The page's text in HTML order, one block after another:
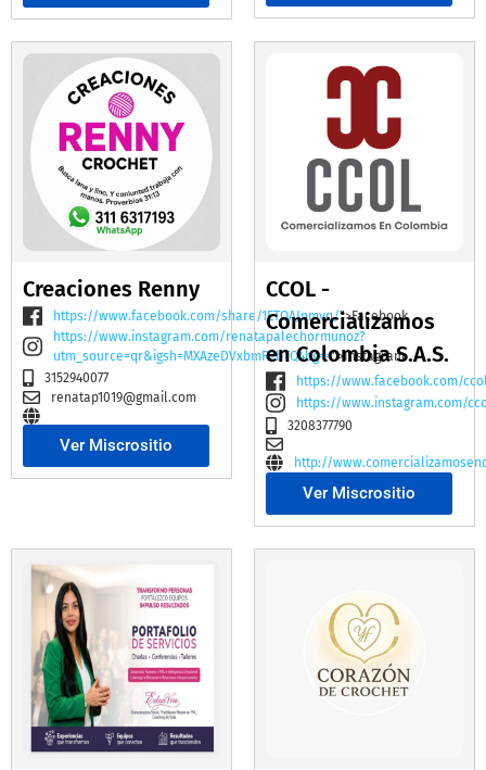
Creaciones Renny
https://www.facebook.com/share/1ETQAJnmvq/">Facebook
https://www.instagram.com/renatapalechormunoz?
utm_source=qr&igsh=MXAzeDVxbmR2bTQ4bg==">Instagram
3152940077
renatap1019@gmail.com
Ver Miscrositio
CCOL -
Comercializamos
en Colombia S.A.S.
https://www.facebook.com/
https://www.instagram.com/
3208377790
http://
Ver Miscrositio